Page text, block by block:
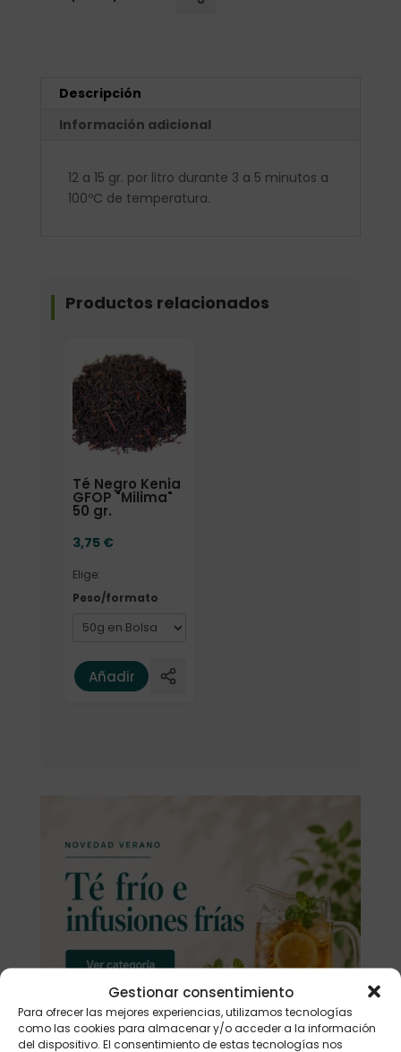
Gestionar consentimiento
Para ofrecer las mejores experiencias, utilizamos tecnologías
como las cookies para almacenar y/o acceder a la información
del dispositivo. El consentimiento de estas tecnologías nos
Descripción
Información adicional
12 a 15 gr. por litro durante 3 a 5 minutos a
100ºC de temperatura.
Productos relacionados
Té Negro Kenia
GFOP "Milima"
50 gr.
3,75 €
Elige:
Peso/formato
Elige: Peso/formato
Añadir